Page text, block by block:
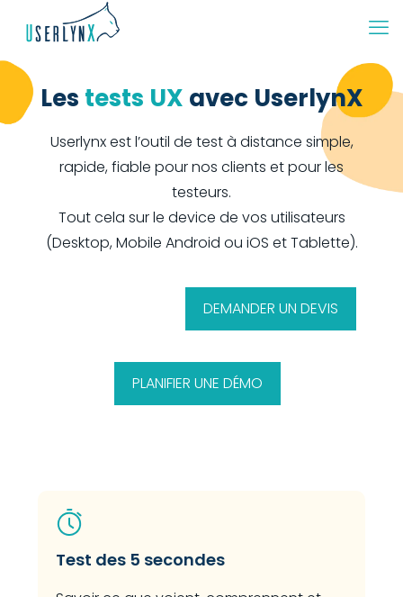
Les tests UX avec UserlynX
Userlynx est l’outil de test à distance simple,
rapide, fiable pour nos clients et pour les
testeurs.
Tout cela sur le device de vos utilisateurs
(Desktop, Mobile Android ou iOS et Tablette).
DEMANDER UN DEVIS
PLANIFIER UNE DÉMO
Test des 5 secondes